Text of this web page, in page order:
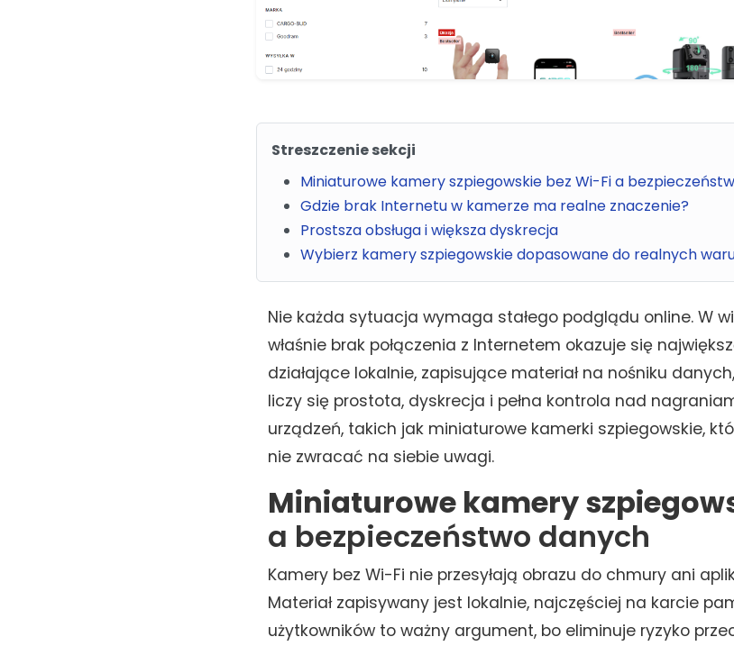
Streszczenie sekcji
Miniaturowe kamery szpiegowskie bez Wi-Fi a
Gdzie brak Internetu w kamerze ma realne znaczenie?
Prostsza obsługa i większa dyskrecja
Wybierz kamery szpiegowskie dopasowane do realnych
Nie każda sytuacja wymaga stałego podglądu online. W
właśnie brak połączenia z Internetem okazuje się
działające lokalnie, zapisujące materiał na nośniku
liczy się prostota, dyskrecja i pełna kontrola nad
urządzeń, takich jak miniaturowe kamerki szpiegowskie,
nie zwracać na siebie uwagi.
Miniaturowe kamery
a bezpieczeństwo danych
Kamery bez Wi-Fi nie przesyłają obrazu do chmury ani
Materiał zapisywany jest lokalnie, najczęściej na karcie
użytkowników to ważny argument, bo eliminuje ryzyko